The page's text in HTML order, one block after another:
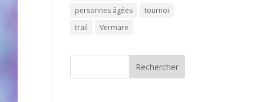
personnes âgées
tournoi
trail
Vermare
Rechercher